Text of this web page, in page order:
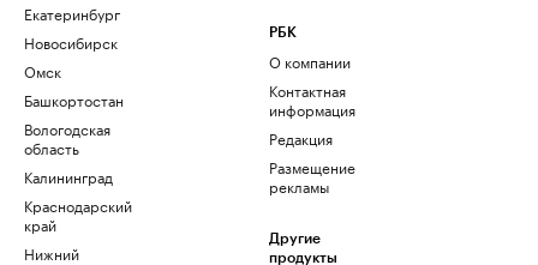
Екатеринбург
Новосибирск
Омск
Башкортостан
Вологодская
область
Калининград
Краснодарский
край
Нижний
РБК
О компании
Контактная
информация
Редакция
Размещение
рекламы
Другие
продукты